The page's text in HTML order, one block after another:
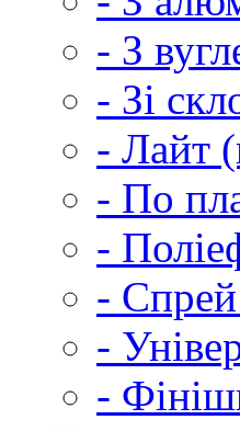
- З
- Зі
- Лайт
- По
-
-
-
-